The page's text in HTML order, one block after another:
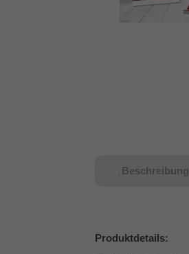
Beschreibung
Produktdetails: